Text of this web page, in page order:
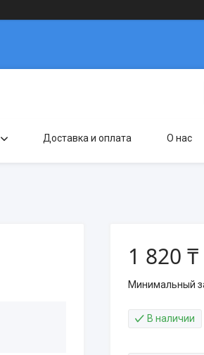
Доставка и оплата О нас
1 820 ₸
Минимальный
В наличии